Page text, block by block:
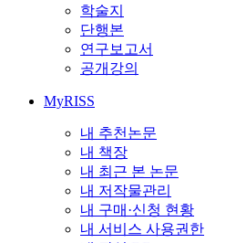
학술지
단행본
연구보고서
공개강의
MyRISS
내 추천논문
내 책장
내 최근 본 논문
내 저작물관리
내 구매·신청 현황
내 서비스 사용권한